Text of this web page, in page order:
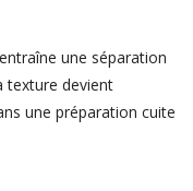
une séparation
texture devient
une préparation cuite